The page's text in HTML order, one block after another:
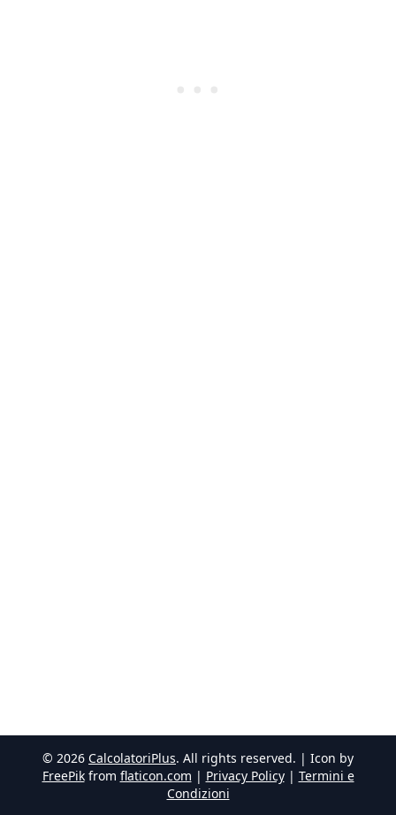
© 2026 CalcolatoriPlus. All rights reserved. | Icon by
FreePik from flaticon.com | Privacy Policy| Termini e
Condizioni